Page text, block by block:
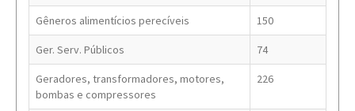
Gêneros alimentícios perecíveis 150
Ger. Serv. Públicos 74
Geradores, transformadores, motores,
bombas e compressores
226